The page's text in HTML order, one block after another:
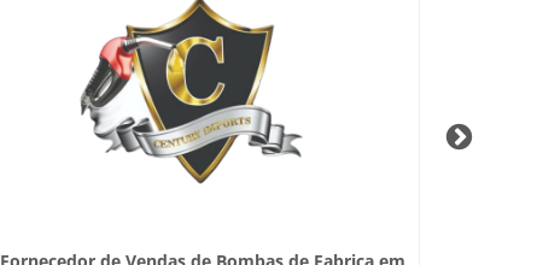
Fornecedor de Vendas de Bombas de Fabrica em